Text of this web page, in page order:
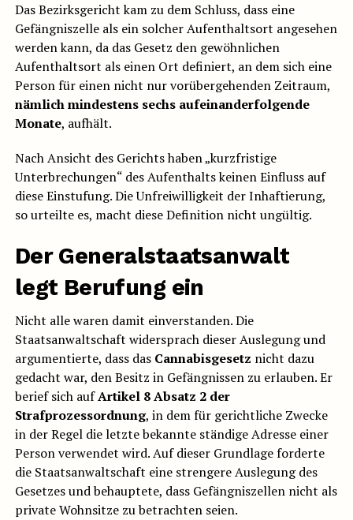
Das Bezirksgericht kam zu dem Schluss, dass eine
Gefängniszelle als ein solcher Aufenthaltsort angesehen
werden kann, da das Gesetz den gewöhnlichen
Aufenthaltsort als einen Ort definiert, an dem sich eine
Person für einen nicht nur vorübergehenden Zeitraum,
nämlich mindestens sechs aufeinanderfolgende
Monate, aufhält.
Nach Ansicht des Gerichts haben „kurzfristige
Unterbrechungen“ des Aufenthalts keinen Einfluss auf
diese Einstufung. Die Unfreiwilligkeit der Inhaftierung,
so urteilte es, macht diese Definition nicht ungültig.
Der Generalstaatsanwalt
legt Berufung ein
Nicht alle waren damit einverstanden. Die
Staatsanwaltschaft widersprach dieser Auslegung und
argumentierte, dass das Cannabisgesetz nicht dazu
gedacht war, den Besitz in Gefängnissen zu erlauben. Er
berief sich aufArtikel 8 Absatz 2 der
Strafprozessordnung, in dem für gerichtliche Zwecke
in der Regel die letzte bekannte ständige Adresse einer
Person verwendet wird. Auf dieser Grundlage forderte
die Staatsanwaltschaft eine strengere Auslegung des
Gesetzes und behauptete, dass Gefängniszellen nicht als
private Wohnsitze zu betrachten seien.